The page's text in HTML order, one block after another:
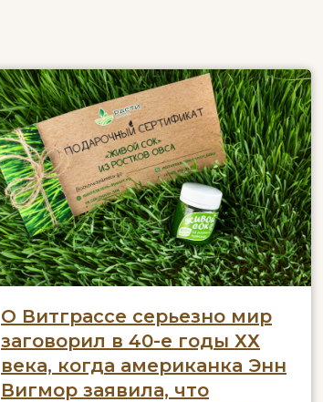
О Витграссе серьезно мир
заговорил в 40-е годы ХХ
века, когда американка Энн
Вигмор заявила, что